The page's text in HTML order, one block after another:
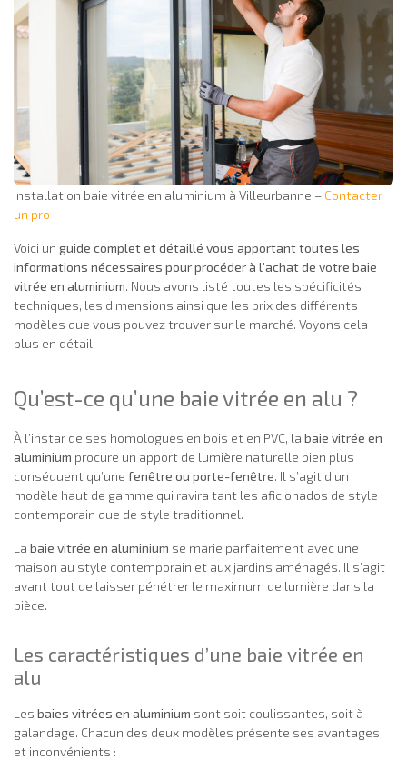
Installation baie vitrée en aluminium à Villeurbanne – Contacter
un pro
Voici un guide complet et détaillé vous apportant toutes les
informations nécessaires pour procéder à l’achat de votre baie
vitrée en aluminium. Nous avons listé toutes les spécificités
techniques, les dimensions ainsi que les prix des différents
modèles que vous pouvez trouver sur le marché. Voyons cela
plus en détail.
Qu’est-ce qu’une baie vitrée en alu ?
À l’instar de ses homologues en bois et en PVC, la baie vitrée en
aluminium procure un apport de lumière naturelle bien plus
conséquent qu’une fenêtre ou porte-fenêtre. Il s’agit d’un
modèle haut de gamme qui ravira tant les aficionados de style
contemporain que de style traditionnel.
La baie vitrée en aluminium se marie parfaitement avec une
maison au style contemporain et aux jardins aménagés. Il s’agit
avant tout de laisser pénétrer le maximum de lumière dans la
pièce.
Les caractéristiques d’une baie vitrée en
alu
Les baies vitrées en aluminium sont soit coulissantes, soit à
galandage. Chacun des deux modèles présente ses avantages
et inconvénients :